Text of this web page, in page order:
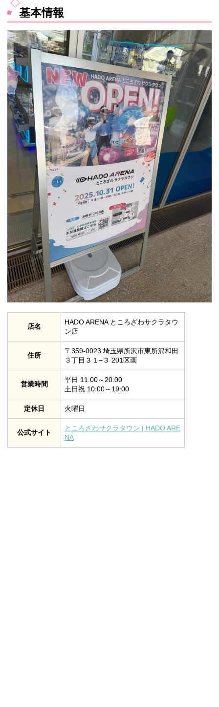
基本情報
店名
HADO ARENA ところざわサクラタウ
ン店
住所
〒359-0023 埼玉県所沢市東所沢和田
３丁目３１−３ 201区画
営業時間
平日 11:00～20:00
土日祝 10:00～19:00
定休日 火曜日
公式サイト
ところざわサクラタウン | HADO ARE
NA